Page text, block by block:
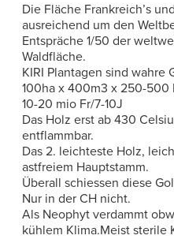
Die Fläche Frankreich’s
ausreichend um den
Entspräche 1/50 der
Waldfläche.
KIRI Plantagen sind wahre
100ha x 400m3 x 250-500
10-20 mio Fr/7-10J
Das Holz erst ab 430
entflammbar.
Das 2. leichteste Holz,
astfreiem Hauptstamm.
Überall schiessen diese
Nur in der CH nicht.
Als Neophyt verdammt
kühlem Klima.Meist sterile